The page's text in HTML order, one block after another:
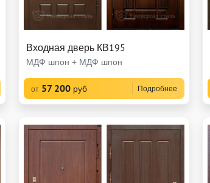
Входная дверь КВ195
МДФ шпон + МДФ шпон
от 57 200 руб Подробнее